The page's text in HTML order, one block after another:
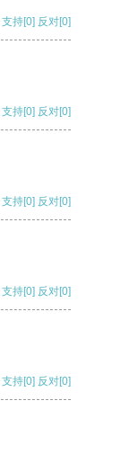
支持[0] 反对[0]
支持[0] 反对[0]
支持[0] 反对[0]
支持[0] 反对[0]
支持[0] 反对[0]